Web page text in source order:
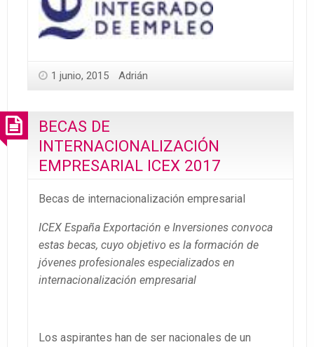
1 junio, 2015 Adrián
BECAS DE
INTERNACIONALIZACIÓN
EMPRESARIAL ICEX 2017
Becas de internacionalización empresarial
ICEX España Exportación e Inversiones convoca
estas becas, cuyo objetivo es la formación de
jóvenes profesionales especializados en
internacionalización empresarial
Los aspirantes han de ser nacionales de un